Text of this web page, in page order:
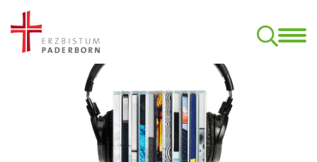
Termine